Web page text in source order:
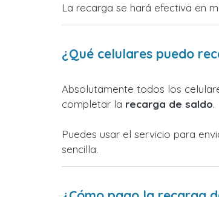
La recarga se hará efectiva en
¿Qué celulares puedo
Absolutamente todos los
completar la recarga de saldo.
Puedes usar el servicio para
sencilla.